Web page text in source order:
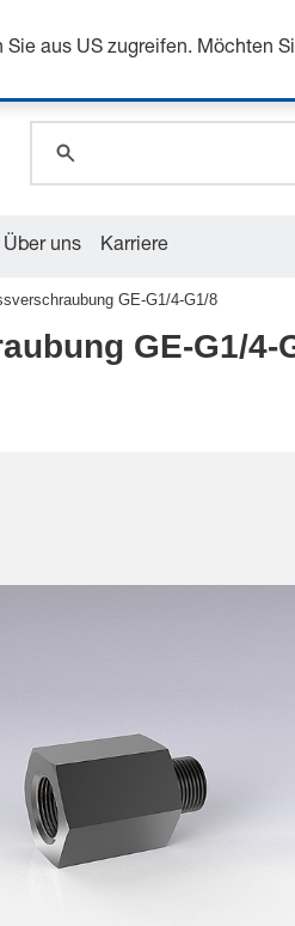
Sichern
Über uns Karriere
GE-G1/4-G1/8
GE-G1/4-
Sie aus US zugreifen. Möchten